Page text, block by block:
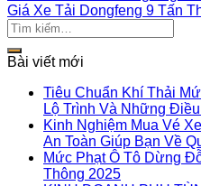
Giá Xe Tải Dongfeng 9 Tấn
Bài viết mới
Tiêu Chuẩn Khí Thải
Lộ Trình Và Những
Kinh Nghiệm Mua Vé
An Toàn Giúp Bạn Về
Mức Phạt Ô Tô Dừng
Thông 2025